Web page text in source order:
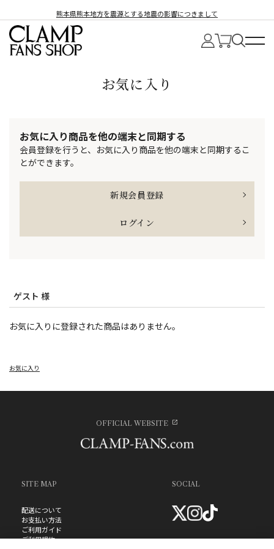
熊本県熊本地方を震源とする地震の影響につきまして
お気に入り
お気に入り商品を他の端末と同期する
会員登録を行うと、お気に入り商品を他の端末と同期するこ
とができます。
新規会員登録
ログイン
ゲスト 様
お気に入りに登録された商品はありません。
お気に入り
OFFICIAL WEBSITE
SITE MAP
配送について
お支払い方法
ご利用ガイド
ご利用規約
SOCIAL